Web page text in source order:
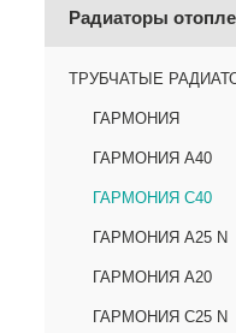
Радиаторы
ТРУБЧАТЫЕ
ГАРМОНИЯ
ГАРМОНИЯ А40
ГАРМОНИЯ С40
ГАРМОНИЯ А25 N
ГАРМОНИЯ А20
ГАРМОНИЯ С25 N